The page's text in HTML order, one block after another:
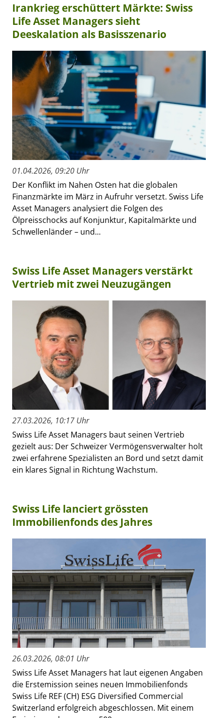
Irankrieg erschüttert Märkte: Swiss
Life Asset Managers sieht
Deeskalation als Basisszenario
01.04.2026, 09:20 Uhr
Der Konflikt im Nahen Osten hat die globalen
Finanzmärkte im März in Aufruhr versetzt. Swiss Life
Asset Managers analysiert die Folgen des
Ölpreisschocks auf Konjunktur, Kapitalmärkte und
Schwellenländer – und...
Swiss Life Asset Managers verstärkt
Vertrieb mit zwei Neuzugängen
27.03.2026, 10:17 Uhr
Swiss Life Asset Managers baut seinen Vertrieb
gezielt aus: Der Schweizer Vermögensverwalter holt
zwei erfahrene Spezialisten an Bord und setzt damit
ein klares Signal in Richtung Wachstum.
Swiss Life lanciert grössten
Immobilienfonds des Jahres
26.03.2026, 08:01 Uhr
Swiss Life Asset Managers hat laut eigenen Angaben
die Erstemission seines neuen Immobilienfonds
Swiss Life REF (CH) ESG Diversified Commercial
Switzerland erfolgreich abgeschlossen. Mit einem